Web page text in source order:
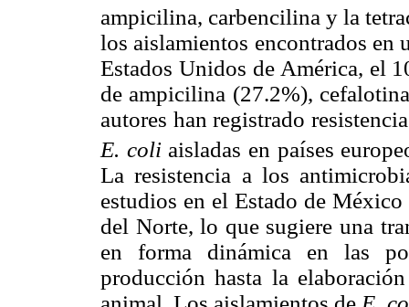
ampicilina, carbencilina y la
los aislamientos encontrados en
Estados Unidos de América, el
de ampicilina (27.2%),
autores han registrado
E. coliaisladas en países
La resistencia a los
estudios en el Estado de
del Norte, lo que sugiere una
en forma dinámica en las
producción hasta la